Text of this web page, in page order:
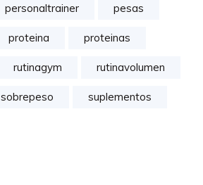
personaltrainer pesas
proteina proteinas
rutinagym rutinavolumen
sobrepeso suplementos